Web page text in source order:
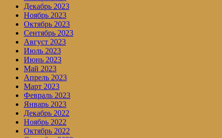
Декабрь 2023
Ноябрь 2023
Октябрь 2023
Сентябрь 2023
Август 2023
Июль 2023
Июнь 2023
Май 2023
Апрель 2023
Март 2023
Февраль 2023
Январь 2023
Декабрь 2022
Ноябрь 2022
Октябрь 2022